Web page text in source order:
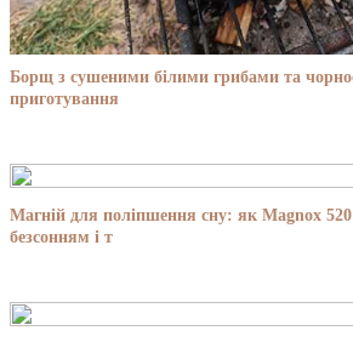
Борщ з сушеними білими грибами та
приготування
Магній для поліпшення сну: як Magnox 520
безсонням і т